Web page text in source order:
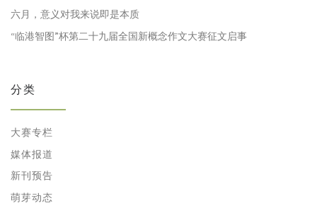
六月，意义对我来说即是本质
“临港智图”杯第二十九届全国新概念作文大赛征文启事
分类
大赛专栏
媒体报道
新刊预告
萌芽动态